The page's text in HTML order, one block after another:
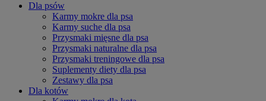
Dla psów
Karmy mokre dla psa
Karmy suche dla psa
Przysmaki mięsne dla psa
Przysmaki naturalne dla psa
Przysmaki treningowe dla psa
Suplementy diety dla psa
Zestawy dla psa
Dla kotów